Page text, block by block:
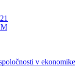
v ekonomike